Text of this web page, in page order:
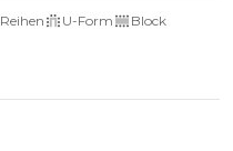
Reihen U-Form
Block